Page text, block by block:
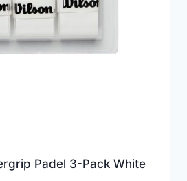
Padel 3-Pack White